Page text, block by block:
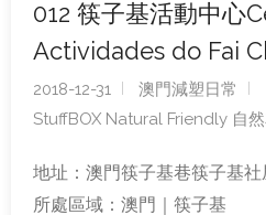
012 筷子基活動中心
Actividades do Fai
2018-12-31
澳門減塑日常
StuffBOX Natural Friendly 自
地址：澳門筷子基巷筷子基
所處區域：澳門｜筷子基